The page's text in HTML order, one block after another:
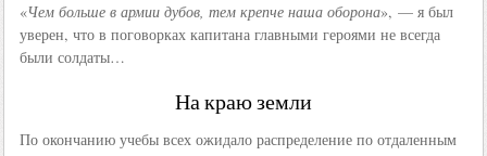
«Чем больше в армии дубов, тем крепче наша оборона», — я был
уверен, что в поговорках капитана главными героями не всегда
были солдаты…
На краю земли
По окончанию учебы всех ожидало распределение по отдаленным